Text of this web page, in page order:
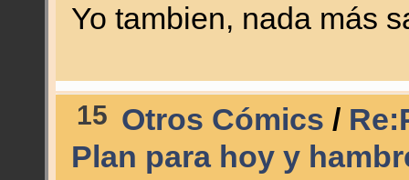
Yo tambien, nada más
15 Otros Cómics /
Plan para hoy y